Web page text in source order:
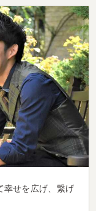
幸せを広げ、繋げ